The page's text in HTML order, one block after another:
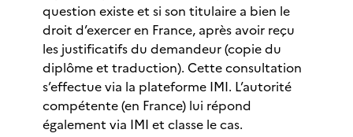
question existe et si son titulaire a bien le
droit d’exercer en France, après avoir reçu
les justificatifs du demandeur (copie du
diplôme et traduction). Cette consultation
s’effectue via la plateforme IMI. L’autorité
compétente (en France) lui répond
également via IMI et classe le cas.